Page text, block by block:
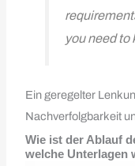
you need
Ein geregelter
Nachverfolgbarkeit
Wie ist der Ablauf
welche Unterlagen